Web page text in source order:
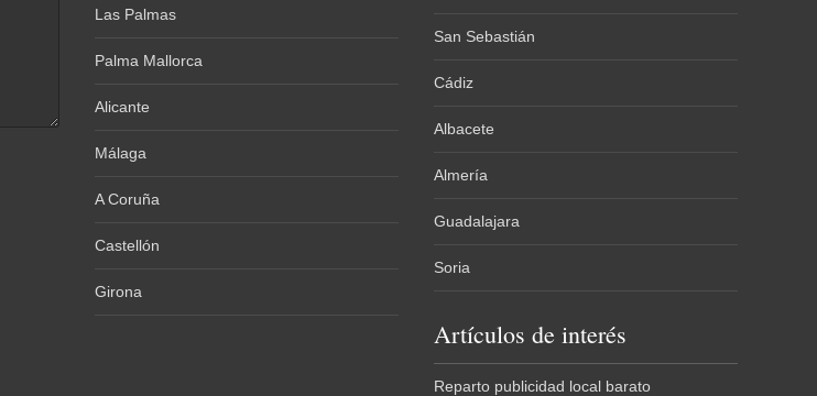
Las Palmas
Palma Mallorca
Alicante
Málaga
A Coruña
Castellón
Girona
San Sebastián
Cádiz
Albacete
Almería
Guadalajara
Soria
Artículos de interés
Reparto publicidad local barato